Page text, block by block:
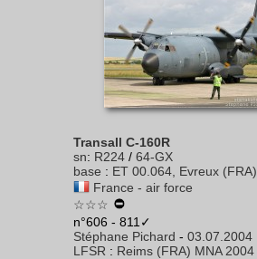
Transall C-160R
sn: R224 / 64-GX
base : ET 00.064, Evreux (FRA)
France - air force
☆☆☆
n°606 - 811✓
Stéphane Pichard - 03.07.2004
LFSR : Reims (FRA) MNA 2004